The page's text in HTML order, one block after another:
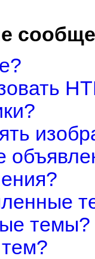
темы?